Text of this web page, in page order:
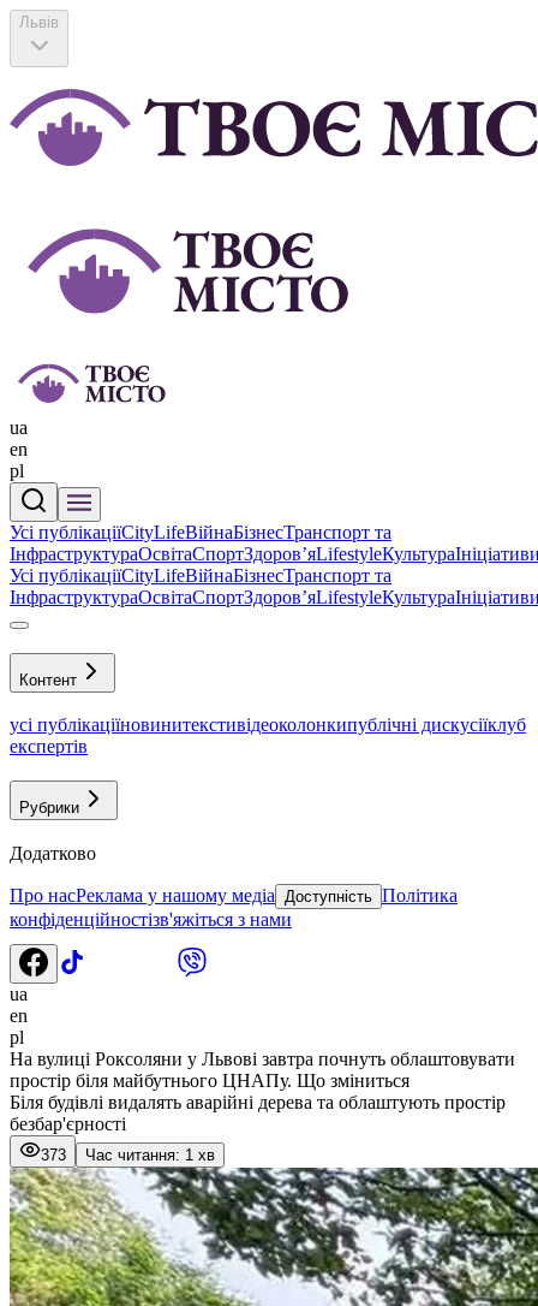
Львів
ua
en
pl
Усі публікаціїCityLifeВійнаБізнесТранспорт та
ІнфраструктураОсвітаСпортЗдоровʼяLifestyleКультура
Усі публікаціїCityLifeВійнаБізнесТранспорт та
ІнфраструктураОсвітаСпортЗдоровʼяLifestyleКультура
Контент
усі публікаціїновинитекстивідеоколонкипублічні дискусіїклуб
експертів
Рубрики
Додатково
Про насРеклама у нашому медіа Доступність Політика
конфіденційностізв'яжіться з нами
ua
en
pl
На вулиці Роксоляни у Львові завтра почнуть облаштовувати
простір біля майбутнього ЦНАПу. Що зміниться
Біля будівлі видалять аварійні дерева та облаштують простір
безбар'єрності
373 Час читання: 1 хв